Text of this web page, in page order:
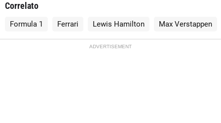
Correlato
Formula 1 Ferrari Lewis Hamilton Max Verstappen
ADVERTISEMENT